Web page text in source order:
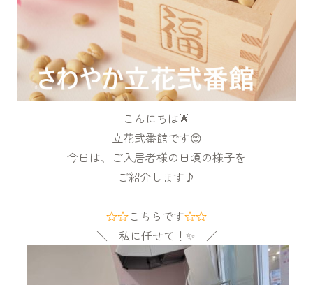
こんにちは🌟
立花弐番館です😊
今日は、ご入居者様の日頃の様子を
ご紹介します♪
☆☆こちらです☆☆
＼ 私に任せて！✨ ／